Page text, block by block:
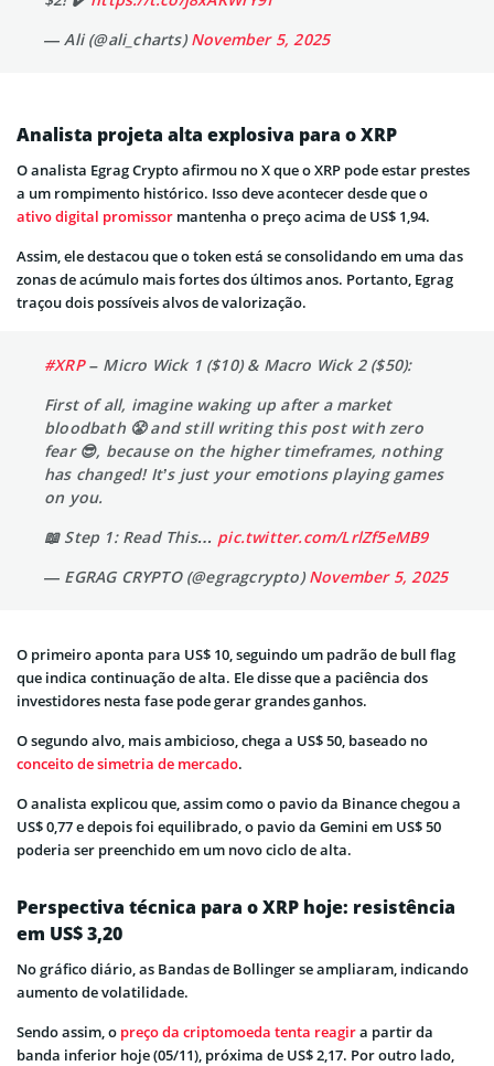
— Ali (@ali_charts)November 5, 2025
Analista projeta alta explosiva para o XRP
O analista Egrag Crypto afirmou no X que o XRP pode estar prestes
a um rompimento histórico. Isso deve acontecer desde que o
ativo digital promissor mantenha o preço acima de US$ 1,94.
Assim, ele destacou que o token está se consolidando em uma das
zonas de acúmulo mais fortes dos últimos anos. Portanto, Egrag
traçou dois possíveis alvos de valorização.
#XRP– Micro Wick 1 ($10) & Macro Wick 2 ($50):
First of all, imagine waking up after a market
bloodbath 😤 and still writing this post with zero
fear 😎, because on the higher timeframes, nothing
has changed! It’s just your emotions playing games
on you.
📖 Step 1: Read This… pic.twitter.com/LrlZf5eMB9
— EGRAG CRYPTO (@egragcrypto)November 5, 2025
O primeiro aponta para US$ 10, seguindo um padrão de bull flag
que indica continuação de alta. Ele disse que a paciência dos
investidores nesta fase pode gerar grandes ganhos.
O segundo alvo, mais ambicioso, chega a US$ 50, baseado no
conceito de simetria de mercado.
O analista explicou que, assim como o pavio da Binance chegou a
US$ 0,77 e depois foi equilibrado, o pavio da Gemini em US$ 50
poderia ser preenchido em um novo ciclo de alta.
Perspectiva técnica para o XRP hoje: resistência
em US$ 3,20
No gráfico diário, as Bandas de Bollinger se ampliaram, indicando
aumento de volatilidade.
Sendo assim, o preço da criptomoeda tenta reagira partir da
banda inferior hoje (05/11), próxima de US$ 2,17. Por outro lado,